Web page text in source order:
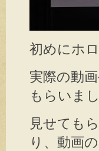
初めにホ
実際の動
もらいまし
見せても
り、動画